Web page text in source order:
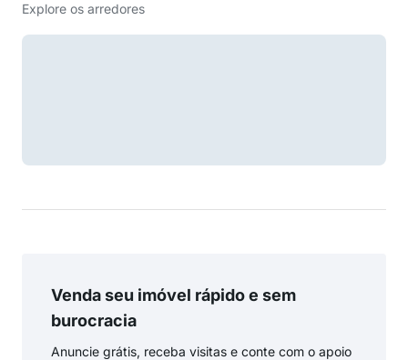
Explore os arredores
Venda seu imóvel rápido e sem
burocracia
Anuncie grátis, receba visitas e conte com o apoio